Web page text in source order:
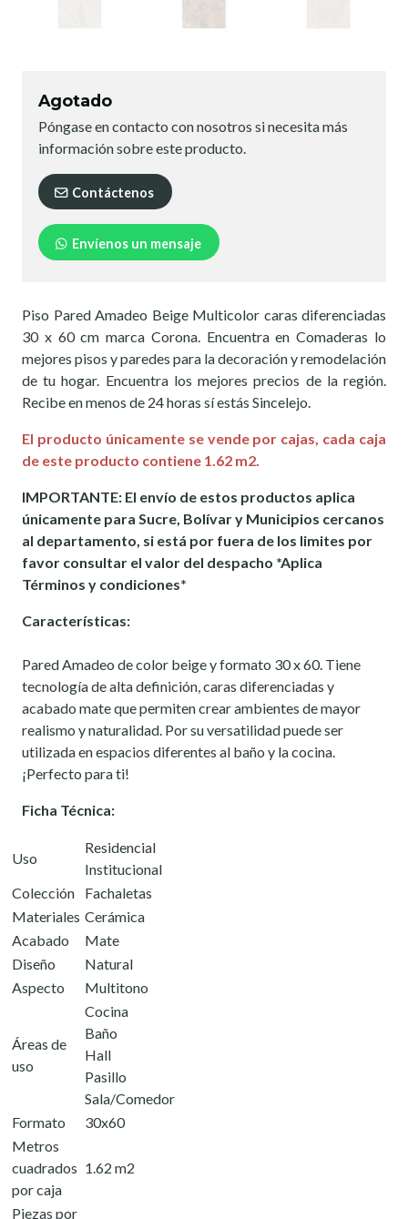
Agotado
Póngase en contacto con nosotros si necesita más
información sobre este producto.
Contáctenos
Envíenos un mensaje
Piso Pared Amadeo Beige Multicolor caras diferenciadas
30 x 60 cm marca Corona. Encuentra en Comaderas lo
mejores pisos y paredes para la decoración y remodelación
de tu hogar. Encuentra los mejores precios de la región.
Recibe en menos de 24 horas sí estás Sincelejo.
El producto únicamente se vende por cajas, cada caja
de este producto contiene 1.62 m2.
IMPORTANTE: El envío de estos productos aplica
únicamente para Sucre, Bolívar y Municipios cercanos
al departamento, si está por fuera de los limites por
favor consultar el valor del despacho *Aplica
Términos y condiciones*
Características:
Pared Amadeo de color beige y formato 30 x 60. Tiene
tecnología de alta definición, caras diferenciadas y
acabado mate que permiten crear ambientes de mayor
realismo y naturalidad. Por su versatilidad puede ser
utilizada en espacios diferentes al baño y la cocina.
¡Perfecto para ti!
Ficha Técnica:
Uso
Residencial
Institucional
Colección
Fachaletas
Materiales Cerámica
Acabado
Mate
Diseño
Natural
Aspecto
Multitono
Áreas de
uso
Cocina
Baño
Hall
Pasillo
Sala/Comedor
Formato
30x60
Metros
cuadrados
por caja
1.62 m2
Piezas por